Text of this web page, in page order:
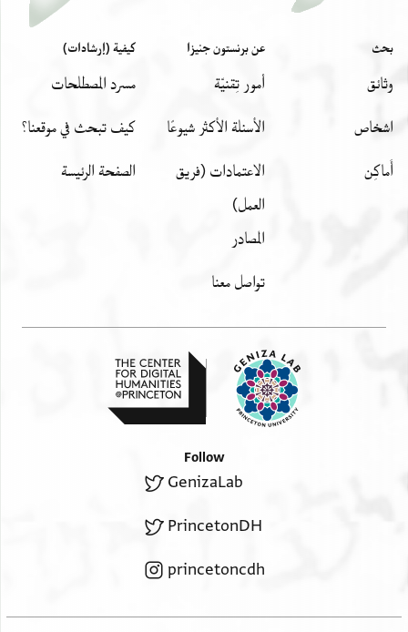
بحث
وثائق
اشخاص
أَماكِن
عن برنستون جنيزا
أمور تِقنيّة
الأسئلة الأكثر شيوعًا
الاعتمادات (فريق
العمل)
المصادر
تواصل معنا
كيفية (إرشادات)
مسرد المصطلحات
كيف تبحث في موقعنا؟
الصفحة الرئيسة
Follow
GenizaLab
PrincetonDH
princetoncdh